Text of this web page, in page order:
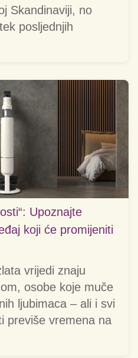
Skandinaviji, no
posljednjih
Upoznajte
koji će promijeniti
vrijedi znaju
osobe koje muče
ljubimaca – ali i svi
previše vremena na